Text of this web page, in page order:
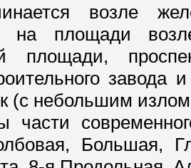
возле
на площади
площади,
(с небольшим
части
Большая,